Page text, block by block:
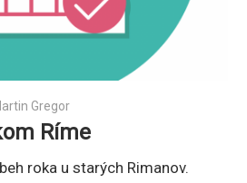
Gregor
Ríme
roka u starých Rimanov.